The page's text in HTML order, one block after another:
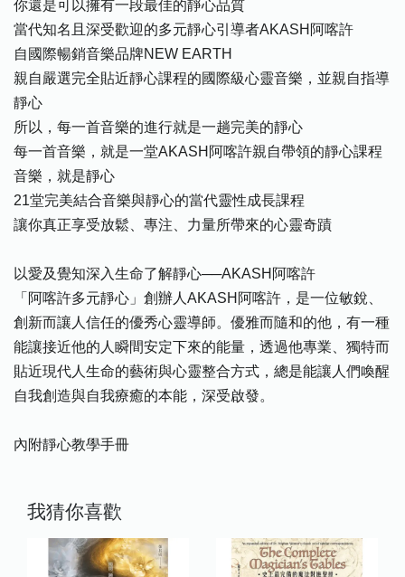
你還是可以擁有一段最佳的靜心品質
當代知名且深受歡迎的多元靜心引導者AKASH阿喀許
自國際暢銷音樂品牌NEW EARTH
親自嚴選完全貼近靜心課程的國際級心靈音樂，並親自指導
靜心
所以，每一首音樂的進行就是一趟完美的靜心
每一首音樂，就是一堂AKASH阿喀許親自帶領的靜心課程
音樂，就是靜心
21堂完美結合音樂與靜心的當代靈性成長課程
讓你真正享受放鬆、專注、力量所帶來的心靈奇蹟
以愛及覺知深入生命了解靜心──AKASH阿喀許
「阿喀許多元靜心」創辦人AKASH阿喀許，是一位敏銳、
創新而讓人信任的優秀心靈導師。優雅而隨和的他，有一種
能讓接近他的人瞬間安定下來的能量，透過他專業、獨特而
貼近現代人生命的藝術與心靈整合方式，總是能讓人們喚醒
自我創造與自我療癒的本能，深受啟發。
內附靜心教學手冊
我猜你喜歡